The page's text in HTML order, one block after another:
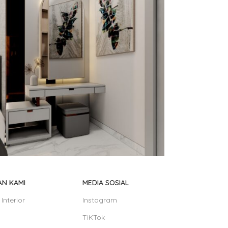
Mr Frans
KAMI
Interior
MEDIA SOSIAL
Instagram
TiKTok